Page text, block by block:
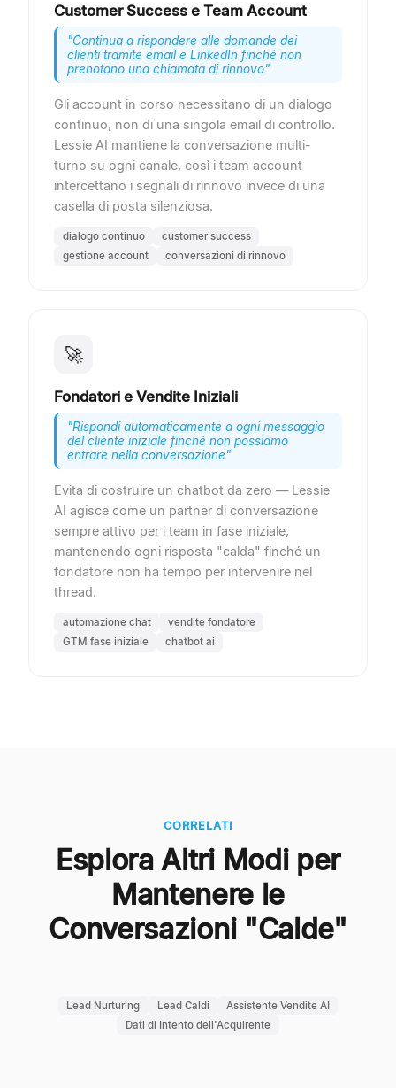
Customer Success e Team Account
"Continua a rispondere alle domande dei
clienti tramite email e LinkedIn finché non
prenotano una chiamata di rinnovo"
Gli account in corso necessitano di un dialogo
continuo, non di una singola email di controllo.
Lessie AI mantiene la conversazione multi-
turno su ogni canale, così i team account
intercettano i segnali di rinnovo invece di una
casella di posta silenziosa.
dialogo continuo
customer success
gestione account
conversazioni di rinnovo
🚀
Fondatori e Vendite Iniziali
"Rispondi automaticamente a ogni messaggio
del cliente iniziale finché non possiamo
entrare nella conversazione"
Evita di costruire un chatbot da zero — Lessie
AI agisce come un partner di conversazione
sempre attivo per i team in fase iniziale,
mantenendo ogni risposta "calda" finché un
fondatore non ha tempo per intervenire nel
thread.
automazione chat
vendite fondatore
GTM fase iniziale
chatbot ai
CORRELATI
Esplora Altri Modi per
Mantenere le
Conversazioni "Calde"
Lead Nurturing Lead Caldi
Assistente Vendite AI
Dati di Intento dell'Acquirente